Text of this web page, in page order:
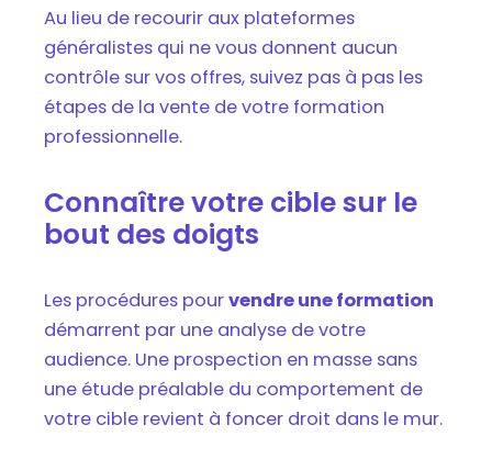
Au lieu de recourir aux plateformes
généralistes qui ne vous donnent aucun
contrôle sur vos offres, suivez pas à pas les
étapes de la vente de votre formation
professionnelle.
Connaître votre cible sur le
bout des doigts
Les procédures pourvendre une formation
démarrent par une analyse de votre
audience. Une prospection en masse sans
une étude préalable du comportement de
votre cible revient à foncer droit dans le mur.